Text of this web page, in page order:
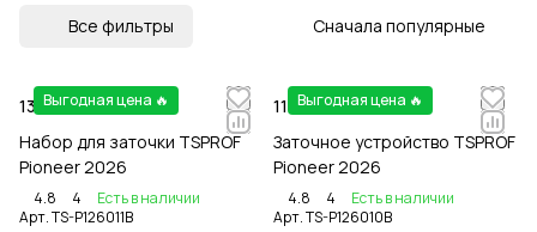
Все фильтры Сначала популярные
Выгодная цена 🔥
13 999 ₽
Набор для заточки TSPROF
Pioneer 2026
4.8 4
Есть в наличии
Арт.TS-P126011B
Выгодная цена 🔥
11 999 ₽
Заточное устройство TSPROF
Pioneer 2026
4.8 4
Есть в наличии
Арт.TS-P126010B